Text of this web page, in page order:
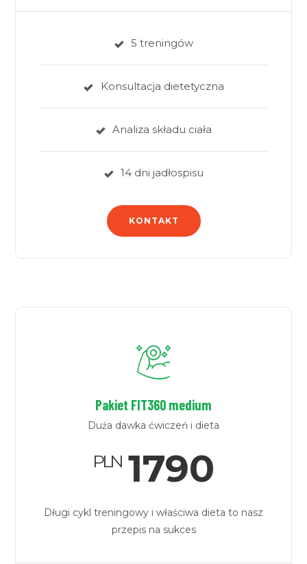
5 treningów
Konsultacja dietetyczna
Analiza składu ciała
14 dni jadłospisu
KONTAKT
Pakiet FIT360 medium
Duża dawka ćwiczeń i dieta
PLN 1790
Długi cykl treningowy i właściwa dieta to nasz
przepis na sukces